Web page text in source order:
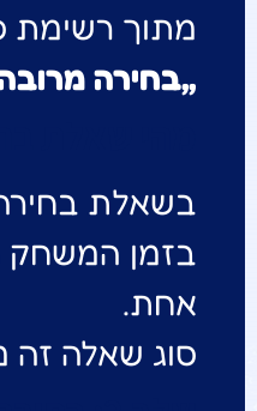
מתוך רשימת
„בחירה
בשאלת בחירה
בזמן המשחק
אחת.
סוג שאלה זה